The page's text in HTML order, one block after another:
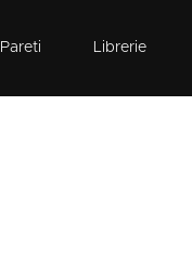
Pareti Librerie